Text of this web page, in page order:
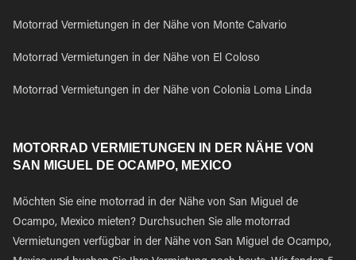
Motorrad Vermietungen in der Nähe von Monte Calvario
Motorrad Vermietungen in der Nähe von El Coloso
Motorrad Vermietungen in der Nähe von Colonia Loma Linda
MOTORRAD VERMIETUNGEN IN DER NÄHE VON
SAN MIGUEL DE OCAMPO, MEXICO
Möchten Sie eine motorrad in der Nähe von San Miguel de
Ocampo, Mexico mieten? Durchsuchen Sie alle motorrad
Vermietungen verfügbar in der Nähe von San Miguel de Ocampo,